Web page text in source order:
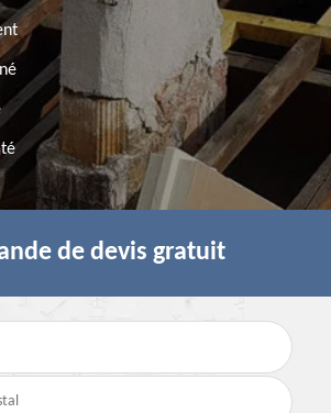
de devis gratuit